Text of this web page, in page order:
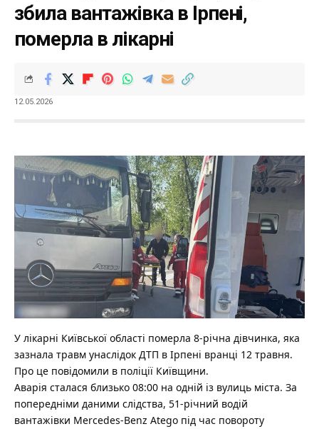
збила вантажівка в Ірпені,
померла в лікарні
12.05.2026
У лікарні Київської області померла 8-річна дівчинка, яка
зазнала травм унаслідок ДТП в Ірпені вранці 12 травня.
Про це повідомили в поліції Київщини.
Аварія сталася близько 08:00 на одній із вулиць міста. За
попередніми даними слідства, 51-річний водій
вантажівки Mercedes-Benz Atego під час повороту